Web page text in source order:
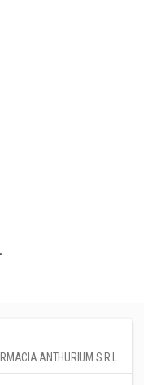
ANTHURIUM S.R.L.